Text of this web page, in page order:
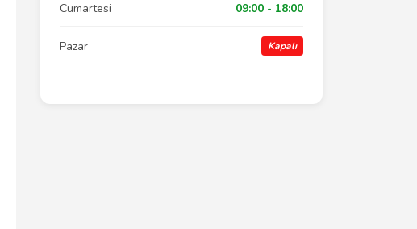
Cumartesi 09:00 - 18:00
Pazar Kapalı